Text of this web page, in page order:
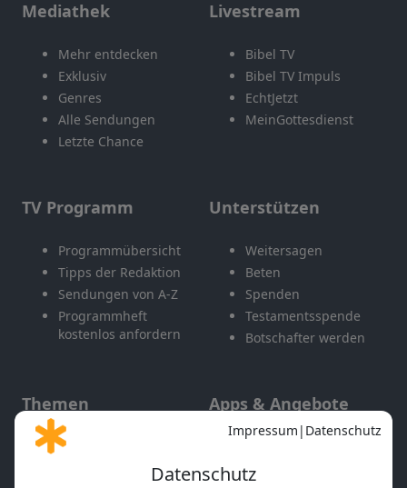
Mediathek
Mehr entdecken
Exklusiv
Genres
Alle Sendungen
Letzte Chance
Livestream
Bibel TV
Bibel TV Impuls
EchtJetzt
MeinGottesdienst
TV Programm
Programmübersicht
Tipps der Redaktion
Sendungen von A-Z
Programmheft
kostenlos anfordern
Unterstützen
Weitersagen
Beten
Spenden
Testamentsspende
Botschafter werden
Themen
Gott und Bibel erklärt
Apps & Angebote
Mobile App